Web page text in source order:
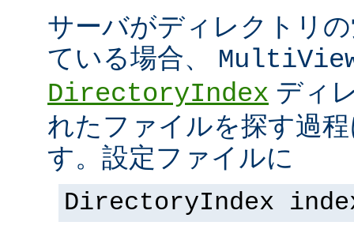
サーバがディレクトリ
ている場合、
DirectoryIndex ディ
れたファイルを探す過
す。設定ファイルに
DirectoryIndex